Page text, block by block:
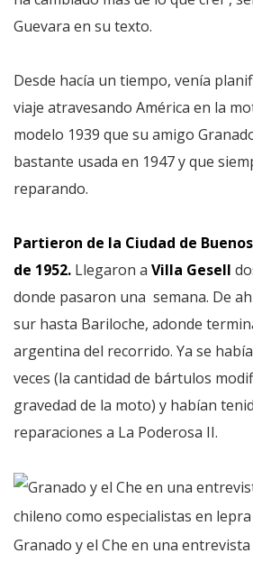
Guevara en su texto.
Desde hacía un tiempo, venía
viaje atravesando América en la
modelo 1939 que su amigo
bastante usada en 1947 y que
reparando.
Partieron de la Ciudad de
de 1952. Llegaron a Villa Gesell
donde pasaron una semana. De
sur hasta Bariloche, adonde
argentina del recorrido. Ya se
veces (la cantidad de bártulos
gravedad de la moto) y habían
reparaciones a La Poderosa II.
Granado y el Che en una